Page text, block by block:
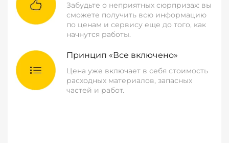
Забудьте о неприятных сюрпризах: вы
сможете получить всю информацию
по ценам и сервису еще до того, как
начнутся работы.
Принцип «Все включено»
Цена уже включает в себя стоимость
расходных материалов, запасных
частей и работ.